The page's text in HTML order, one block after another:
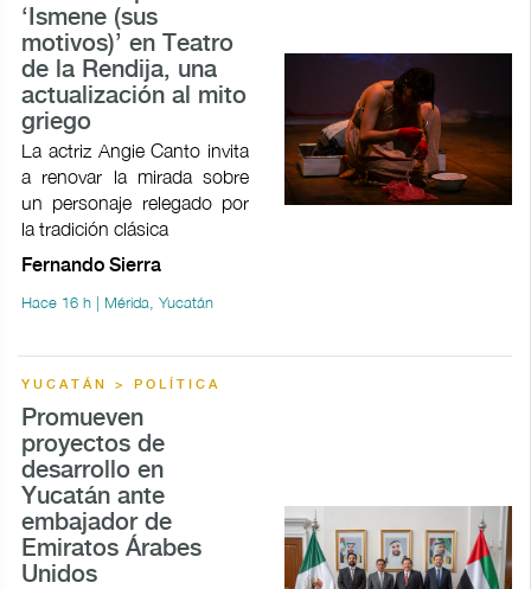
‘Ismene (sus
motivos)’ en Teatro
de la Rendija, una
actualización al mito
griego
La actriz Angie Canto invita
a renovar la mirada sobre
un personaje relegado por
la tradición clásica
Fernando Sierra
Hace 16 h | Mérida, Yucatán
YUCATÁN > POLÍTICA
Promueven
proyectos de
desarrollo en
Yucatán ante
embajador de
Emiratos Árabes
Unidos